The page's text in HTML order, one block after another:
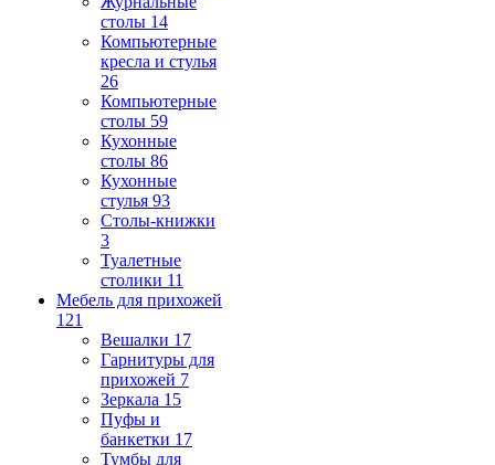
столы 14
Компьютерные
кресла и стулья
26
Компьютерные
столы 59
Кухонные
столы 86
Кухонные
стулья 93
Столы-книжки
3
Туалетные
столики 11
Мебель для прихожей
121
Вешалки 17
Гарнитуры для
прихожей 7
Зеркала 15
Пуфы и
банкетки 17
Тумбы для